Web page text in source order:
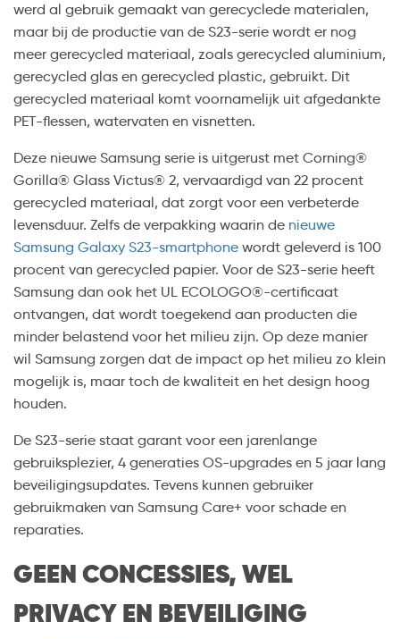
werd al gebruik gemaakt van gerecyclede materialen,
maar bij de productie van de S23-serie wordt er nog
meer gerecycled materiaal, zoals gerecycled aluminium,
gerecycled glas en gerecycled plastic, gebruikt. Dit
gerecycled materiaal komt voornamelijk uit afgedankte
PET-flessen, watervaten en visnetten.
Deze nieuwe Samsung serie is uitgerust met Corning®
Gorilla® Glass Victus® 2, vervaardigd van 22 procent
gerecycled materiaal, dat zorgt voor een verbeterde
levensduur. Zelfs de verpakking waarin de nieuwe
Samsung Galaxy S23-smartphone wordt geleverd is 100
procent van gerecycled papier. Voor de S23-serie heeft
Samsung dan ook het UL ECOLOGO®-certificaat
ontvangen, dat wordt toegekend aan producten die
minder belastend voor het milieu zijn. Op deze manier
wil Samsung zorgen dat de impact op het milieu zo klein
mogelijk is, maar toch de kwaliteit en het design hoog
houden.
De S23-serie staat garant voor een jarenlange
gebruiksplezier, 4 generaties OS-upgrades en 5 jaar lang
beveiligingsupdates. Tevens kunnen gebruiker
gebruikmaken van Samsung Care+ voor schade en
reparaties.
GEEN CONCESSIES, WEL
PRIVACY EN BEVEILIGING